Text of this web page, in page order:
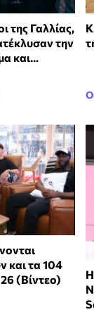
της Γαλλίας,
την
και...
και τα 104
(Βίντεο)